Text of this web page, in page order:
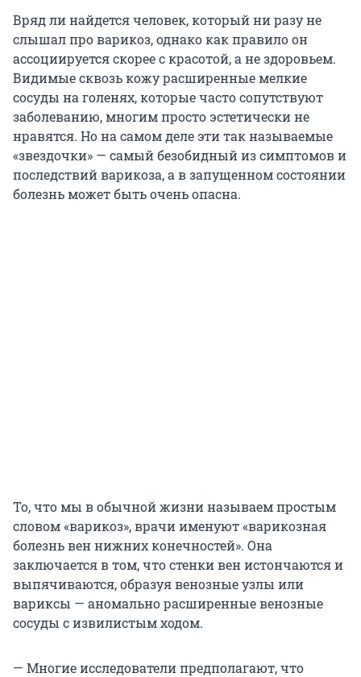
Вряд ли найдется человек, который ни разу не
слышал про варикоз, однако как правило он
ассоциируется скорее с красотой, а не здоровьем.
Видимые сквозь кожу расширенные мелкие
сосуды на голенях, которые часто сопутствуют
заболеванию, многим просто эстетически не
нравятся. Но на самом деле эти так называемые
«звездочки» — самый безобидный из симптомов и
последствий варикоза, а в запущенном состоянии
болезнь может быть очень опасна.
То, что мы в обычной жизни называем простым
словом «варикоз», врачи именуют «варикозная
болезнь вен нижних конечностей». Она
заключается в том, что стенки вен истончаются и
выпячиваются, образуя венозные узлы или
вариксы — аномально расширенные венозные
сосуды с извилистым ходом.
— Многие исследователи предполагают, что